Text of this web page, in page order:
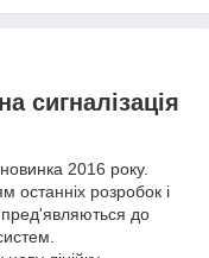
сигналізація
2016 року.
останніх розробок і
пред'являються до